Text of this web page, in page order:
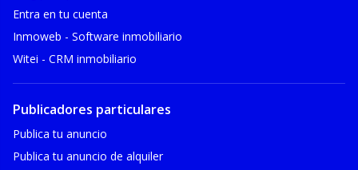
Entra en tu cuenta
Inmoweb - Software inmobiliario
Witei - CRM inmobiliario
Publicadores particulares
Publica tu anuncio
Publica tu anuncio de alquiler